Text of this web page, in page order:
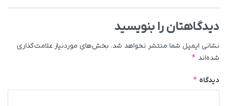
دیدگاهتان را بنویسید
نشانی ایمیل شما منتشر نخواهد شد. بخش‌های موردنیاز علامت‌گذاری
شده‌اند *
دیدگاه *